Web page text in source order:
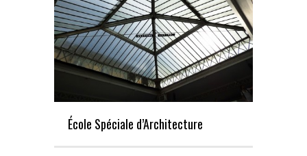
École Spéciale d’Architecture